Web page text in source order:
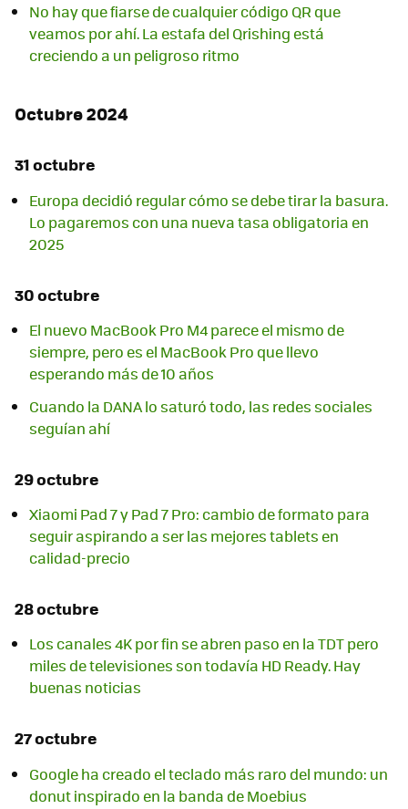
No hay que fiarse de cualquier código QR que
veamos por ahí. La estafa del Qrishing está
creciendo a un peligroso ritmo
Octubre 2024
31 octubre
Europa decidió regular cómo se debe tirar la basura.
Lo pagaremos con una nueva tasa obligatoria en
2025
30 octubre
El nuevo MacBook Pro M4 parece el mismo de
siempre, pero es el MacBook Pro que llevo
esperando más de 10 años
Cuando la DANA lo saturó todo, las redes sociales
seguían ahí
29 octubre
Xiaomi Pad 7 y Pad 7 Pro: cambio de formato para
seguir aspirando a ser las mejores tablets en
calidad-precio
28 octubre
Los canales 4K por fin se abren paso en la TDT pero
miles de televisiones son todavía HD Ready. Hay
buenas noticias
27 octubre
Google ha creado el teclado más raro del mundo: un
donut inspirado en la banda de Moebius